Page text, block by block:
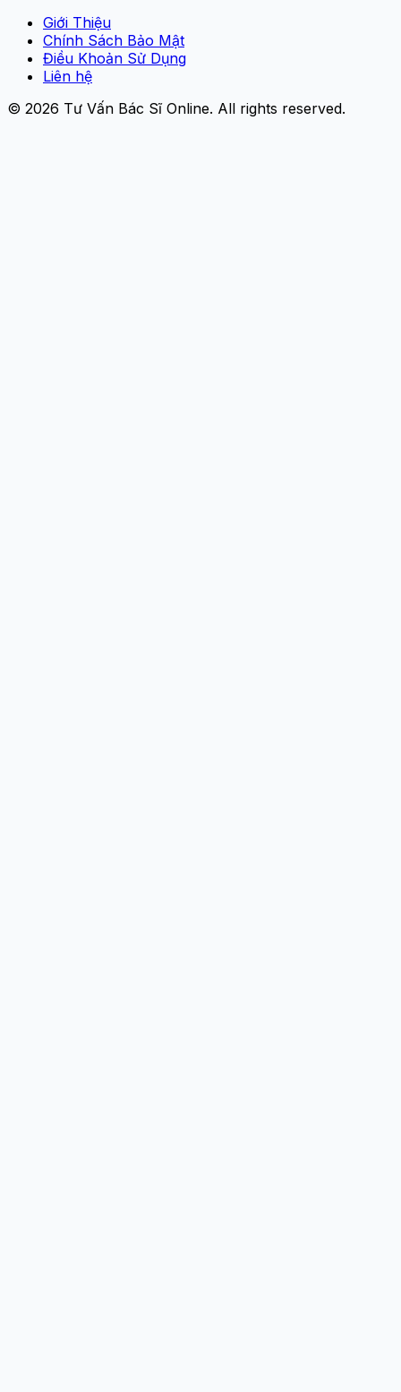
Giới Thiệu
Chính Sách Bảo Mật
Điều Khoản Sử Dụng
Liên hệ
© 2026 Tư Vấn Bác Sĩ Online. All rights reserved.